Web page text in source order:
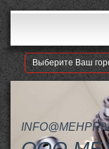
Выберите Ваш